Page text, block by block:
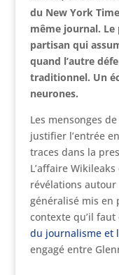
du New York
même journal.
partisan qui
quand l’autre
traditionnel. Un
neurones.
Les mensonges
justifier l’entrée
traces dans la
L’affaire
révélations autour
généralisé mis en
contexte qu’il
du journalisme et
engagé entre